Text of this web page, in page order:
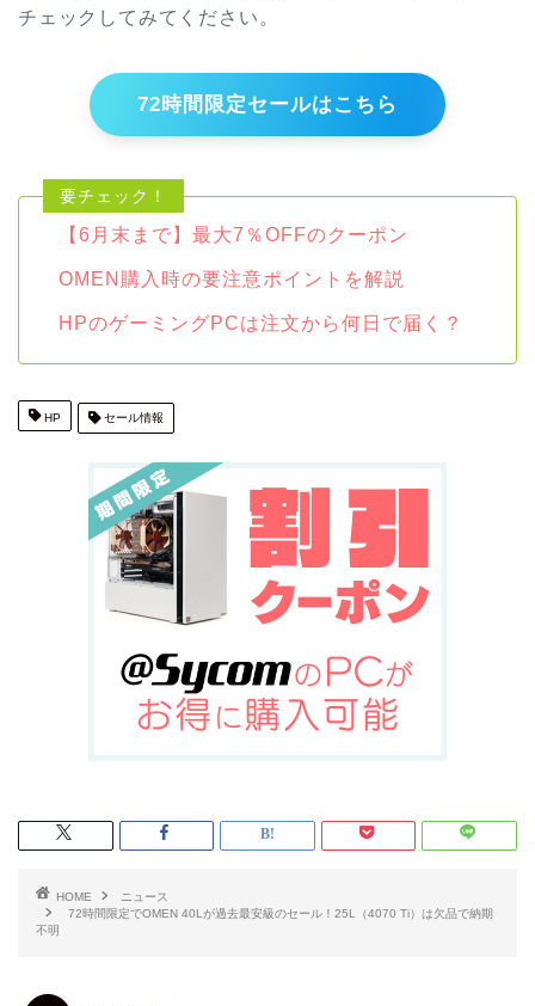
チェックしてみてください。
72時間限定セールはこちら
【6月末まで】最大7％OFFのクーポン
OMEN購入時の要注意ポイントを解説
HPのゲーミングPCは注文から何日で届く？
HP セール情報
HOME
ニュース
72時間限定でOMEN 40Lが過去最安級のセール！25L（4070 Ti）は欠品で納期
不明